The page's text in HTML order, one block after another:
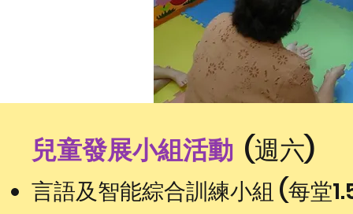
兒童發展小組活動 (週六)
言語及智能綜合訓練小組 (每堂